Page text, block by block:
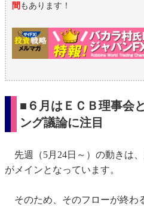
間 もあります！
■６月はＥＣＢ理事会
ング議論に注目
先週（5月24日～）の動きは
がメインとなっています。
そのため、そのフローが終わ